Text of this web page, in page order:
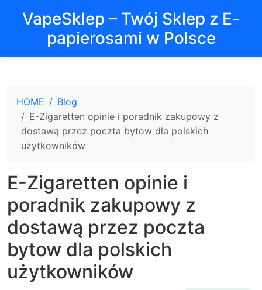
VapeSklep – Twój Sklep z E-
papierosami w Polsce
HOME
Blog
E-Zigaretten opinie i poradnik zakupowy z
dostawą przez poczta bytow dla polskich
użytkowników
E-Zigaretten opinie i
poradnik zakupowy z
dostawą przez poczta
bytow dla polskich
użytkowników